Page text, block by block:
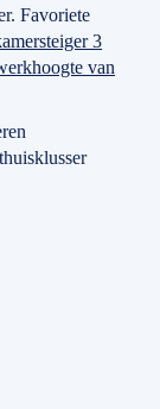
Favoriete
3
van